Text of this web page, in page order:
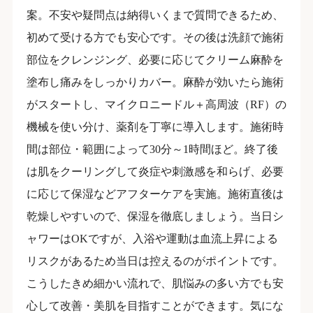
案。不安や疑問点は納得いくまで質問できるため、
初めて受ける方でも安心です。その後は洗顔で施術
部位をクレンジング、必要に応じてクリーム麻酔を
塗布し痛みをしっかりカバー。麻酔が効いたら施術
がスタートし、マイクロニードル＋高周波（RF）の
機械を使い分け、薬剤を丁寧に導入します。施術時
間は部位・範囲によって30分～1時間ほど。終了後
は肌をクーリングして炎症や刺激感を和らげ、必要
に応じて保湿などアフターケアを実施。施術直後は
乾燥しやすいので、保湿を徹底しましょう。当日シ
ャワーはOKですが、入浴や運動は血流上昇による
リスクがあるため当日は控えるのがポイントです。
こうしたきめ細かい流れで、肌悩みの多い方でも安
心して改善・美肌を目指すことができます。気にな